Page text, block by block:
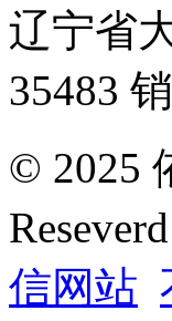
辽宁省
35483
© 2025
Reseverd
信网站